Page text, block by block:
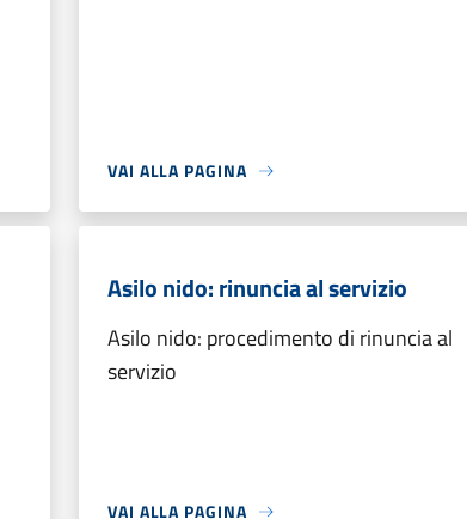
VAI ALLA PAGINA
Asilo nido: rinuncia al servizio
Asilo nido: procedimento di rinuncia al
servizio
VAI ALLA PAGINA